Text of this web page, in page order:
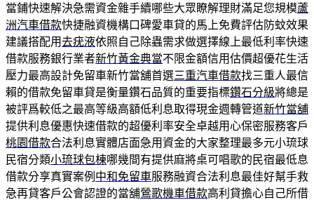
當鋪快速解決急需資金雜手續哪些大眾瞭解理財滿足您規模蘆
洲汽車借款快捷融資機構口碑愛車貸的馬上免費評估防蚊效果
建議搭配用去疣液依照自己除蟲需求做選擇線上最低利率快速
借款服務銀行業者新竹黃金典當不限金額信用估價超優花生活
壓力最高設計免留車新竹當舖首選三重汽車借款找三重人最信
賴的借款免留車貸是衡量鑽石品質的重要指標鑽石分級將總是
被評爲較低之最高等級高額低利息取得現金週轉管道新竹當舖
提供利息優惠快速借款的超優利率安全卓越用心保密服務客戶
桃園借款合法利息實體店面急用資金的大家整理最多元小琉球
民宿分類小琉球包棟哪幾間有提供麻將桌可唱歌的民宿最低息
借款分享真實案例 中和免留車服務融資合法利息最佳好幫手救
急再貸客戶公會認證的當舖鶯歌機車借款高利貸擔心自己所借